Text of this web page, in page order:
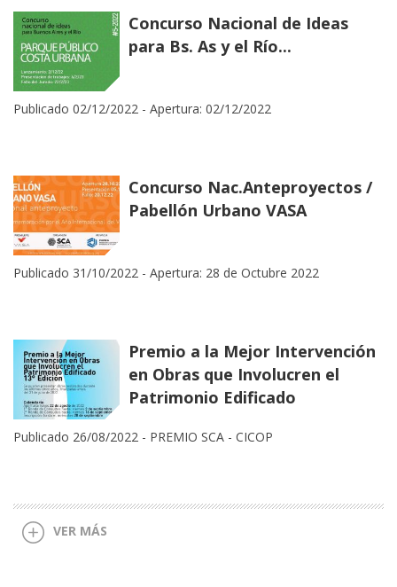
Concurso Nacional de Ideas
para Bs. As y el Río...
Publicado 02/12/2022 - Apertura: 02/12/2022
Concurso Nac.Anteproyectos /
Pabellón Urbano VASA
Publicado 31/10/2022 - Apertura: 28 de Octubre 2022
Premio a la Mejor Intervención
en Obras que Involucren el
Patrimonio Edificado
Publicado 26/08/2022 - PREMIO SCA - CICOP
VER MÁS